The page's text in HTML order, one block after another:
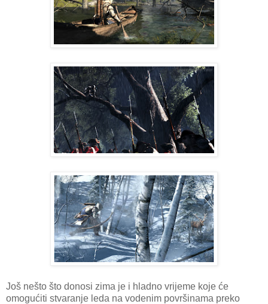
Još nešto što donosi zima je i hladno vrijeme koje će
omogućiti stvaranje leda na vodenim površinama preko